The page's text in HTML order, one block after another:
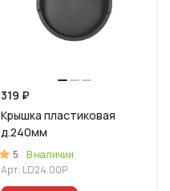
319 ₽
Крышка пластиковая
д.240мм
5
В наличии
Арт. LD24.00P